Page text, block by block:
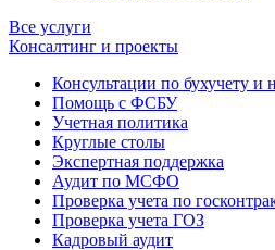
Все услуги
Консалтинг и проекты
Консультации по бухучету и
Помощь с ФСБУ
Учетная политика
Круглые столы
Экспертная поддержка
Аудит по МСФО
Проверка учета по
Проверка учета ГОЗ
Кадровый аудит